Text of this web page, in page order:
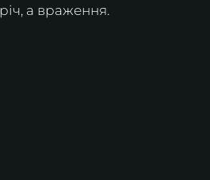
а враження.